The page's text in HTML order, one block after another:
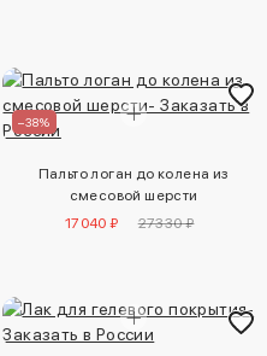
–38%
Пальто логан до колена из
смесовой шерсти
17040 ₽
27330 ₽